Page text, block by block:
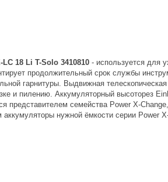
18 Li T-Solo 3410810 - используется для
продолжительный срок службы
гарнитуры. Выдвижная
и пилению. Аккумуляторный высоторез
представителем семейства Power X-
нужной ёмкости серии Power